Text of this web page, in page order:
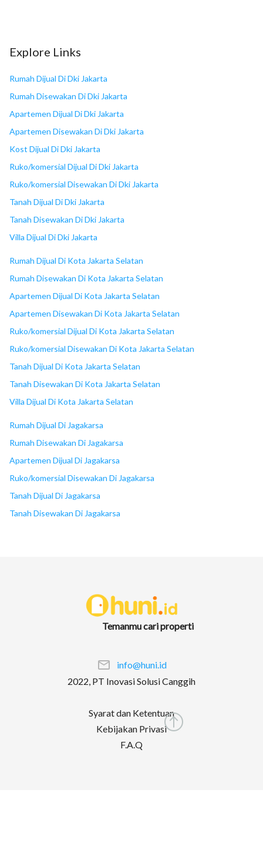
18 Depok Town Square
Explore Links
Rumah Dijual Di Dki Jakarta
Rumah Disewakan Di Dki Jakarta
Apartemen Dijual Di Dki Jakarta
Apartemen Disewakan Di Dki Jakarta
Kost Dijual Di Dki Jakarta
Ruko/komersial Dijual Di Dki Jakarta
Ruko/komersial Disewakan Di Dki Jakarta
Tanah Dijual Di Dki Jakarta
Tanah Disewakan Di Dki Jakarta
Villa Dijual Di Dki Jakarta
Rumah Dijual Di Kota Jakarta Selatan
Rumah Disewakan Di Kota Jakarta Selatan
Apartemen Dijual Di Kota Jakarta Selatan
Apartemen Disewakan Di Kota Jakarta Selatan
Ruko/komersial Dijual Di Kota Jakarta Selatan
Ruko/komersial Disewakan Di Kota Jakarta Selatan
Tanah Dijual Di Kota Jakarta Selatan
Tanah Disewakan Di Kota Jakarta Selatan
Villa Dijual Di Kota Jakarta Selatan
Rumah Dijual Di Jagakarsa
Rumah Disewakan Di Jagakarsa
Apartemen Dijual Di Jagakarsa
Ruko/komersial Disewakan Di Jagakarsa
Tanah Dijual Di Jagakarsa
Tanah Disewakan Di Jagakarsa
Temanmu cari properti
info@huni.id
2022, PT Inovasi Solusi Canggih
Syarat dan Ketentuan
Kebijakan Privasi
F.A.Q